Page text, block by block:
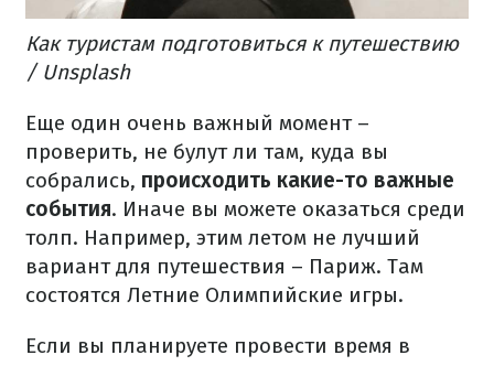
Как туристам подготовиться к путешествию
/ Unsplash
Еще один очень важный момент –
проверить, не булут ли там, куда вы
собрались, происходить какие-то важные
события. Иначе вы можете оказаться среди
толп. Например, этим летом не лучший
вариант для путешествия – Париж. Там
состоятся Летние Олимпийские игры.
Если вы планируете провести время в